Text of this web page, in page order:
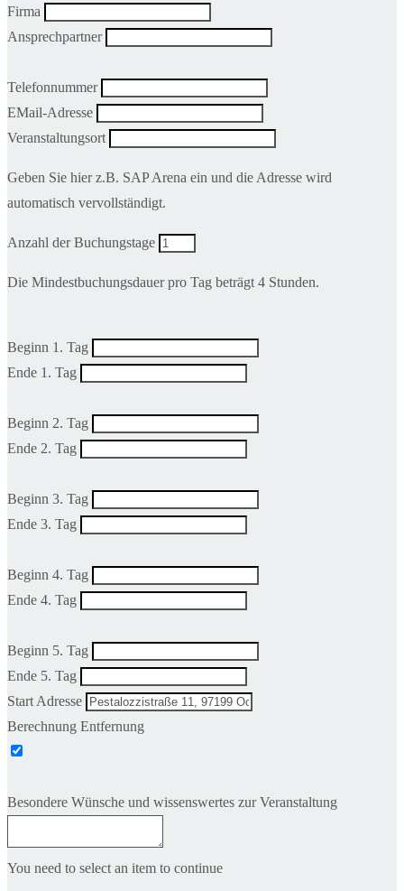
Firma
Ansprechpartner
Telefonnummer
EMail-Adresse
Veranstaltungsort
Geben Sie hier z.B. SAP Arena ein und die Adresse wird
automatisch vervollständigt.
Anzahl der Buchungstage
Die Mindestbuchungsdauer pro Tag beträgt 4 Stunden.
Beginn 1. Tag
Ende 1. Tag
Beginn 2. Tag
Ende 2. Tag
Beginn 3. Tag
Ende 3. Tag
Beginn 4. Tag
Ende 4. Tag
Beginn 5. Tag
Ende 5. Tag
Start Adresse
Berechnung Entfernung
Besondere Wünsche und wissenswertes zur Veranstaltung
You need to select an item to continue